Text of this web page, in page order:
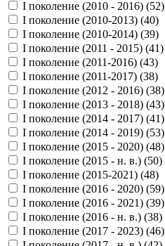
I поколение (2010 - 2016) (52)
I поколение (2010-2013) (40)
I поколение (2010-2014) (39)
I поколение (2011 - 2015) (41)
I поколение (2011-2016) (43)
I поколение (2011-2017) (38)
I поколение (2012 - 2016) (38)
I поколение (2013 - 2018) (43)
I поколение (2014 - 2017) (41)
I поколение (2014 - 2019) (53)
I поколение (2015 - 2020) (48)
I поколение (2015 - н. в.) (50)
I поколение (2015-2021) (48)
I поколение (2016 - 2020) (59)
I поколение (2016 - 2021) (39)
I поколение (2016 - н. в.) (38)
I поколение (2017 - 2023) (46)